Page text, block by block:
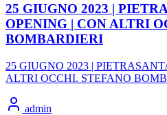
25 GIUGNO 2023 |
OPENING | CON ALTRI
BOMBARDIERI
25 GIUGNO 2023 |
ALTRI OCCHI. STEFANO
admin